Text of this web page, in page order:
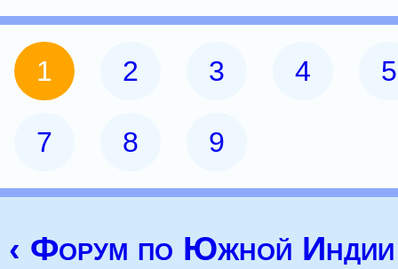
1 2 3 4 5
7 8 9
‹ Форум по Южной